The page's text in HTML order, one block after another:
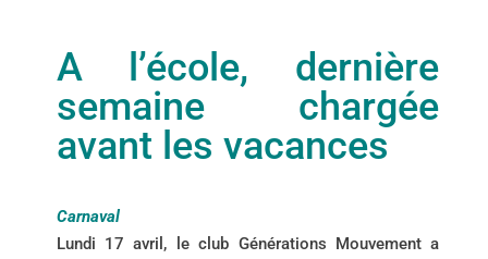
A l’école, dernière
semaine chargée
avant les vacances
Carnaval
Lundi 17 avril, le club Générations Mouvement a